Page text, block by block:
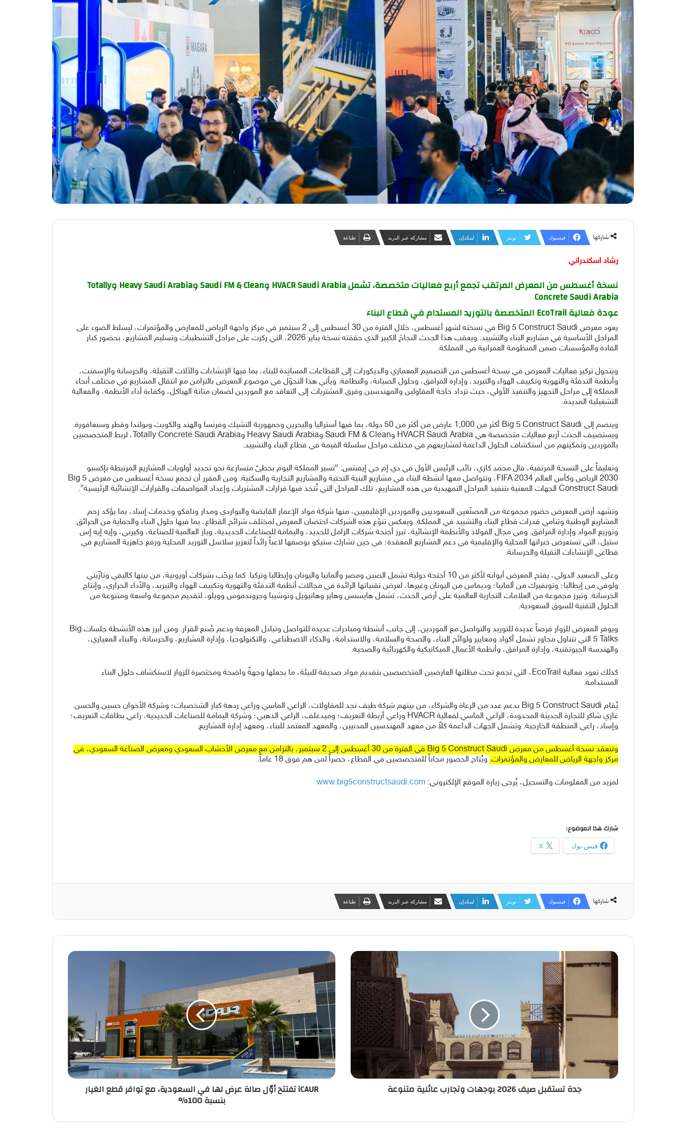
شاركها فيسبوك تويتر لينكدإن مشاركة عبر البريد طباعة
رشاد اسكندراني
نسخة أغسطس من المعرض المرتقب تجمع أربع فعاليات متخصصة، تشمل HVACR Saudi Arabia وSaudi FM & Clean وHeavy Saudi Arabia وTotally
Concrete Saudi Arabia
عودة فعالية EcoTrail المتخصصة بالتوريد المستدام في قطاع البناء
يعود معرض Big 5 Construct Saudi في نسخته لشهر أغسطس، خلال الفترة من 30 أغسطس إلى 2 سبتمبر في مركز واجهة الرياض للمعارض والمؤتمرات، ليسلط الضوء على
المراحل الأساسية في مشاريع البناء والتشييد. ويعقب هذا الحدث النجاحَ الكبير الذي حققته نسخة يناير 2026، التي ركزت على مراحل التشطيبات وتسليم المشاريع، بحضور كبار
القادة والمؤسسات ضمن المنظومة العمرانية في المملكة.
ويتحول تركيز فعاليات المعرض في نسخة أغسطس من التصميم المعماري والديكورات إلى القطاعات المسانِدة للبناء، بما فيها الإنشاءات والآلات الثقيلة، والخرسانة والإسمنت،
وأنظمة التدفئة والتهوية وتكييف الهواء والتبريد، وإدارة المرافق، وحلول الصيانة، والنظافة. ويأتي هذا التحوّل في موضوع المعرض بالتزامن مع انتقال المشاريع في مختلف أنحاء
المملكة إلى مراحل التجهيز والتنفيذ الأولي، حيث تزداد حاجة المقاولين والمهندسين وفرق المشتريات إلى التعاقد مع الموردين لضمان متانة الهياكل، وكفاءة أداء الأنظمة، والفعالية
التشغيلية المديدة.
وينضم إلى Big 5 Construct Saudi أكثر من 1,000 عارض من أكثر من 50 دولة، بما فيها أستراليا والبحرين وجمهورية التشيك وفرنسا والهند والكويت وبولندا وقطر وسنغافورة.
ويستضيف الحدث أربع فعاليات متخصصة هي HVACR Saudi Arabia وSaudi FM & Clean وHeavy Saudi Arabia وTotally Concrete Saudi Arabia، لربط المتخصصين
بالموردين وتمكينهم من استكشاف الحلول الداعمة لمشاريعهم في مختلف مراحل سلسلة القيمة في قطاع البناء والتشييد.
وتعليقاً على النسخة المرتقبة، قال محمد كازي، نائب الرئيس الأول في دي إم جي إيفنتس: “تسير المملكة اليوم بخطىً متسارعة نحو تحديد أولويات المشاريع المرتبطة بإكسبو
2030 الرياض وكأس العالم FIFA 2034، وتتواصل معها أنشطة البناء في مشاريع البنية التحتية والمشاريع التجارية والسكنية. ومن المقرر أن تجمع نسخة أغسطس من معرض Big 5
Construct Saudi الجهات المعنية بتنفيذ المراحل التمهيدية من هذه المشاريع، تلك المراحل التي تُتخذ فيها قرارات المشتريات وإعداد المواصفات والقرارات الإنشائية الرئيسية”.
وتشهد أرض المعرض حضور مجموعة من المصنّعين السعوديين والموردين الإقليميين، منها شركة مواد الإعمار القابضة والبواردي ومدار ونافكو وخدمات إساد، بما يؤكد زخم
المشاريع الوطنية وتنامي قدرات قطاع البناء والتشييد في المملكة. ويعكس تنوّع هذه الشركات احتضان المعرض لمختلف شرائح القطاع، بما فيها حلول البناء والحماية من الحرائق
وتوزيع المواد وإدارة المرافق. وفي مجال الفولاذ والأنظمة الإنشائية، تبرز أجنحة شركات الزامل للحديد، واليمامة للصناعات الحديدية، وباز العالمية للصناعة، وكيربي، وإيه إيه إس
ستيل، التي تستعرض خبراتها المحلية والإقليمية في دعم المشاريع المعقدة؛ في حين تشارك ستيكو بوصفها لاعباً رائداً لتعزيز سلاسل التوريد المحلية ورفع جاهزية المشاريع في
قطاعي الإنشاءات الثقيلة والخرسانة.
وعلى الصعيد الدولي، يفتح المعرض أبوابه لأكثر من 10 أجنحة دولية تشمل الصين ومصر وألمانيا واليونان وإيطاليا وتركيا. كما يرحّب بشركات أوروبية، من بينها كاليفي وتازّيتي
ولوفي من إيطاليا؛ وتوبفيرك من ألمانيا؛ وديماس من اليونان وغيرها، لعرض تقنياتها الرائدة في مجالات أنظمة التدفئة والتهوية وتكييف الهواء والتبريد، والأداء الحراري، وإنتاج
الخرسانة. وتبرز مجموعة من العلامات التجارية العالمية على أرض الحدث، تشمل هايسنس وهاير وهانيويل وتوشيبا وجروندفوس وويلو، لتقديم مجموعة واسعة ومتنوعة من
الحلول التقنية للسوق السعودية.
ويوفر المعرض للزوار فرصاً عديدة للتوريد والتواصل مع الموردين، إلى جانب أنشطة ومبادرات عديدة للتواصل وتبادل المعرفة ودعم صُنع القرار. ومن أبرز هذه الأنشطة جلسات Big
5 Talks التي تتناول محاور تشمل أكواد ومعايير ولوائح البناء، والصحة والسلامة، والاستدامة، والذكاء الاصطناعي، والتكنولوجيا، وإدارة المشاريع، والخرسانة، والبناء المعياري،
والهندسة الجيوتقنية، وإدارة المرافق، وأنظمة الأعمال الميكانيكية والكهربائية والصحية.
كذلك تعود فعالية EcoTrail، التي تجمع تحت مظلتها العارضين المتخصصين بتقديم مواد صديقة للبيئة، ما يجعلها وجهةً واضحة ومختصرة للزوار لاستكشاف حلول البناء
المستدامة.
يُقام Big 5 Construct Saudi بدعم عدد من الرعاة والشركاء، من بينهم شركة طيف نجد للمقاولات، الراعي الماسي وراعي ردهة كبار الشخصيات؛ وشركة الأخوان حسين والحسن
غازي شاكر للتجارة الحديثة المحدودة، الراعي الماسي لفعالية HVACR وراعي أربطة التعريف؛ وميدغلف، الراعي الذهبي؛ وشركة اليمامة للصناعات الحديدية، راعي بطاقات التعريف؛
وإساد، راعي المنطقة الخارجية. وتشمل الجهات الداعمة كلاً من معهد المهندسين المدنيين، والمعهد المعتمد للبناء، ومعهد إدارة المشاريع.
وتنعقد نسخة أغسطس من معرض Big 5 Construct Saudi في الفترة من 30 أغسطس إلى 2 سبتمبر، بالتزامن مع معرض الأخشاب السعودي ومعرض الصناعة السعودي، في
مركز واجهة الرياض للمعارض والمؤتمرات. ويُتاح الحضور مجاناً للمتخصصين في القطاع، حصراً لمن هم فوق 18 عاماً.
لمزيد من المعلومات والتسجيل، يُرجى زيارة الموقع الإلكتروني: www.big5constructsaudi.com
شارك هذا الموضوع:
فيس بوك X
شاركها فيسبوك تويتر لينكدإن مشاركة عبر البريد طباعة
جدة تستقبل صيف 2026 بوجهات وتجارب عائلية متنوعة iCAUR تفتتح أوّل صالة عرض لها في السعودية، مع توافر قطع الغيار
بنسبة 100%